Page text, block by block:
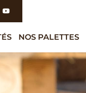
NOS PALETTES